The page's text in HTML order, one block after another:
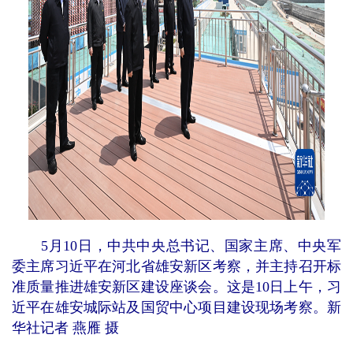
5月10日，中共中央总书记、国家主席、中央军
委主席习近平在河北省雄安新区考察，并主持召开标
准质量推进雄安新区建设座谈会。这是10日上午，习
近平在雄安城际站及国贸中心项目建设现场考察。新
华社记者 燕雁 摄